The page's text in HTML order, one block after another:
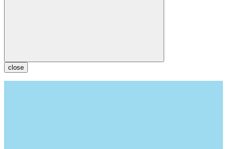
close